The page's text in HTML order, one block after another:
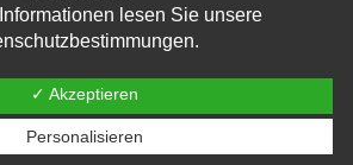
lesen Sie unsere
✓ Akzeptieren
Personalisieren